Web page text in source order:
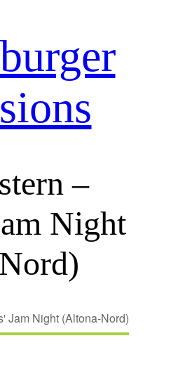
–
Night